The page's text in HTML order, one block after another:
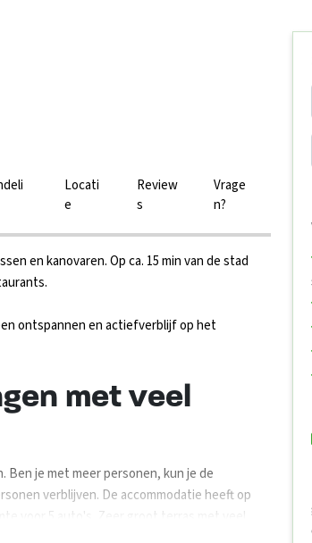
Locati
e
Review
s
Vrage
n?
en kanovaren. Op ca. 15 min van de stad
ontspannen en actiefverblijf op het
met veel
je met meer personen, kun je de
verblijven. De accommodatie heeft op
voor 5 auto's. Zeer groot terras met veel
de waterkant liggen 2 Canadese kano's klaar